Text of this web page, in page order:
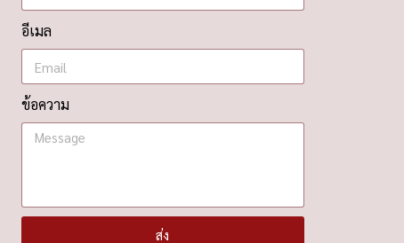
อีเมล
ข้อความ
ส่ง